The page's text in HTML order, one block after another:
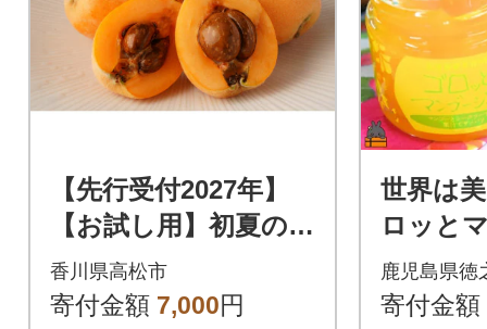
【先行受付2027年】
【お試し用】初夏の味
覚「びわ」 約500g
(約250g×2パック)
香川県高松市
寄付金額 7,000円
世界は
ロッと
ム(マン
ワーサ
鹿児島県徳
寄付金額